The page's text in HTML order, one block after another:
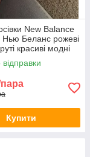
New Balance
Нью Беланс рожеві
красиві модні
Купити